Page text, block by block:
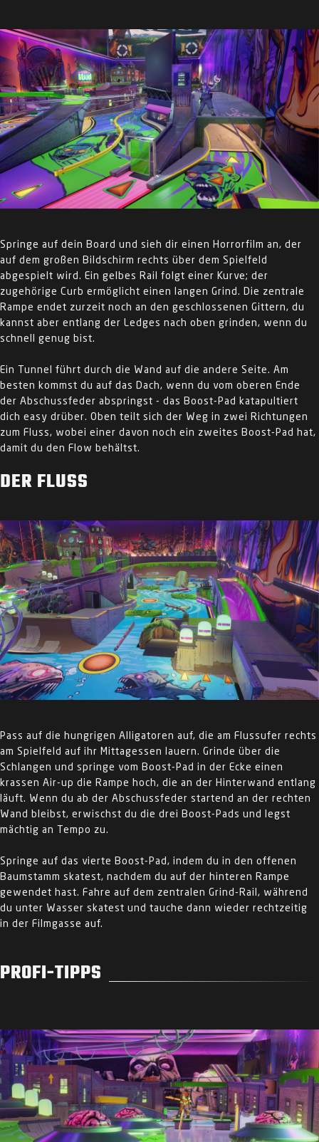
Springe auf dein Board und sieh dir einen Horrorfilm an, der
auf dem großen Bildschirm rechts über dem Spielfeld
abgespielt wird. Ein gelbes Rail folgt einer Kurve; der
zugehörige Curb ermöglicht einen langen Grind. Die zentrale
Rampe endet zurzeit noch an den geschlossenen Gittern, du
kannst aber entlang der Ledges nach oben grinden, wenn du
schnell genug bist.
Ein Tunnel führt durch die Wand auf die andere Seite. Am
besten kommst du auf das Dach, wenn du vom oberen Ende
der Abschussfeder abspringst - das Boost-Pad katapultiert
dich easy drüber. Oben teilt sich der Weg in zwei Richtungen
zum Fluss, wobei einer davon noch ein zweites Boost-Pad hat,
damit du den Flow behältst.
DER FLUSS
Pass auf die hungrigen Alligatoren auf, die am Flussufer rechts
am Spielfeld auf ihr Mittagessen lauern. Grinde über die
Schlangen und springe vom Boost-Pad in der Ecke einen
krassen Air-up die Rampe hoch, die an der Hinterwand entlang
läuft. Wenn du ab der Abschussfeder startend an der rechten
Wand bleibst, erwischst du die drei Boost-Pads und legst
mächtig an Tempo zu.
Springe auf das vierte Boost-Pad, indem du in den offenen
Baumstamm skatest, nachdem du auf der hinteren Rampe
gewendet hast. Fahre auf dem zentralen Grind-Rail, während
du unter Wasser skatest und tauche dann wieder rechtzeitig
in der Filmgasse auf.
PROFI-TIPPS